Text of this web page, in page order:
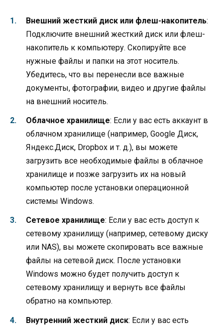
Внешний жесткий диск или флеш-накопитель:
Подключите внешний жесткий диск или флеш-
накопитель к компьютеру. Скопируйте все
нужные файлы и папки на этот носитель.
Убедитесь, что вы перенесли все важные
документы, фотографии, видео и другие файлы
на внешний носитель.
Облачное хранилище: Если у вас есть аккаунт в
облачном хранилище (например, Google Диск,
Яндекс.Диск, Dropbox и т. д.), вы можете
загрузить все необходимые файлы в облачное
хранилище и позже загрузить их на новый
компьютер после установки операционной
системы Windows.
Сетевое хранилище: Если у вас есть доступ к
сетевому хранилищу (например, сетевому диску
или NAS), вы можете скопировать все важные
файлы на сетевой диск. После установки
Windows можно будет получить доступ к
сетевому хранилищу и вернуть все файлы
обратно на компьютер.
Внутренний жесткий диск: Если у вас есть